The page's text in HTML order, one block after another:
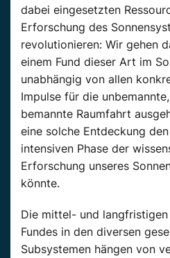
dabei eingesetzten
Erforschung des
revolutionieren: Wir gehen
einem Fund dieser Art im
unabhängig von allen
Impulse für die
bemannte Raumfahrt
eine solche Entdeckung
intensiven Phase der
Erforschung unseres
könnte.
Die mittel- und
Fundes in den diversen
Subsystemen hängen von